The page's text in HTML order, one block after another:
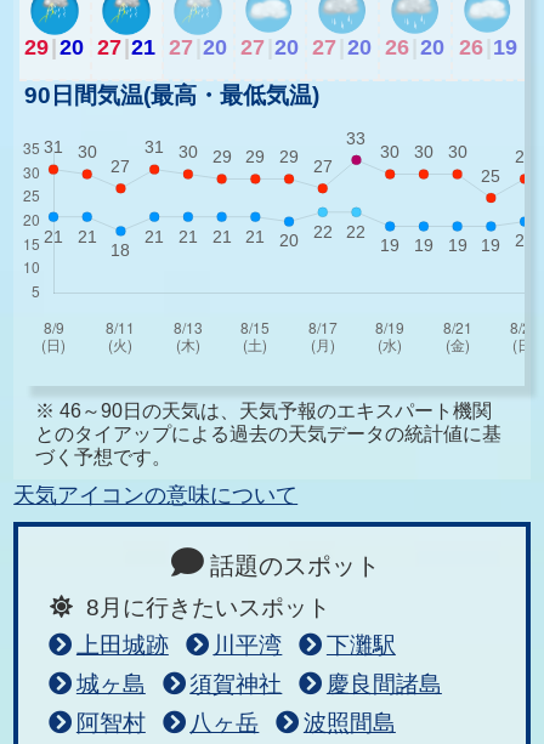
29 20 27 21 27 20 27 20 27 20 26 20 26 19
90日間気温(最高・最低気温)
※ 46～90日の天気は、天気予報のエキスパート機関
とのタイアップによる過去の天気データの統計値に基
づく予想です。
天気アイコンの意味について
話題のスポット
8月に行きたいスポット
上田城跡
川平湾
下灘駅
城ヶ島
須賀神社
慶良間諸島
阿智村
八ヶ岳
波照間島